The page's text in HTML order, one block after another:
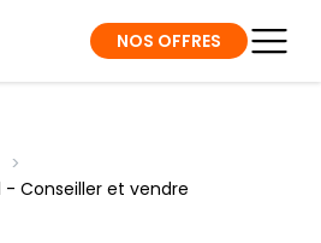
NOS OFFRES
>
- Conseiller et vendre